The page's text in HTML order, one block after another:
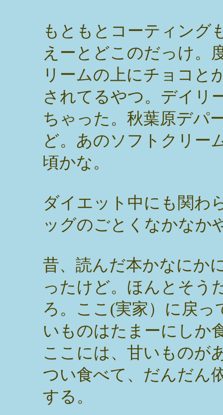
もともとコーティング
えーとどこのだっけ。
リームの上にチョコと
されてるやつ。デイリ
ちゃった。秋葉原デパ
ど。あのソフトクリー
頃かな。
ダイエット中にも関わ
ッグのごとくなかなか
昔、読んだ本かなにか
ったけど。ほんとそう
ろ。ここ(実家）に戻
いものはたまーにしか
ここには、甘いものが
つい食べて、だんだん
する。